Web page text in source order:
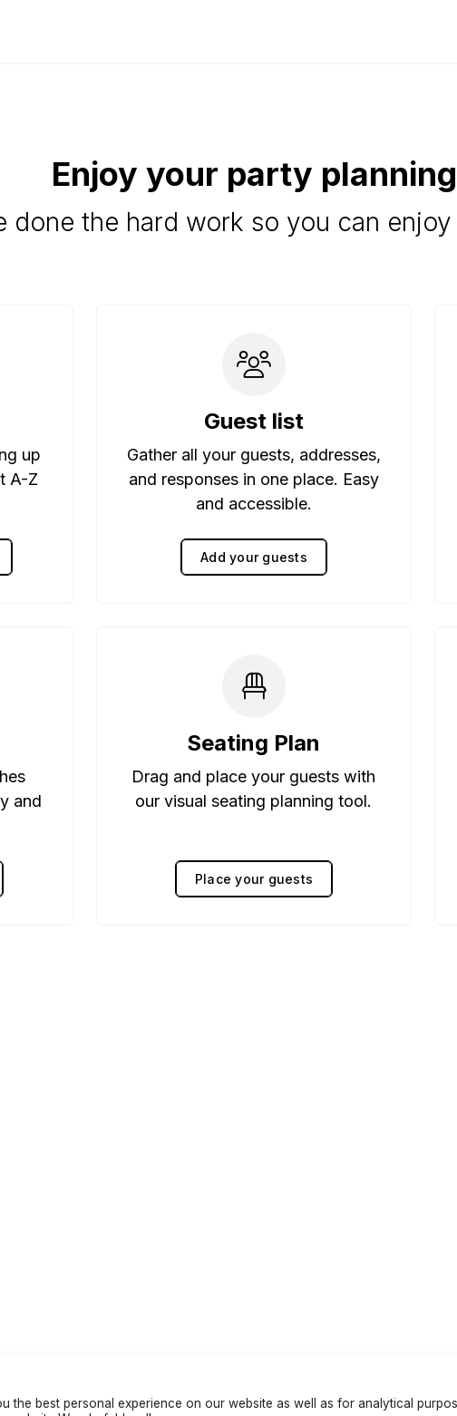
Enjoy your party planning
done the hard work so you can
up
A-Z
Guest list
Gather all your guests, addresses,
and responses in one place. Easy
and accessible.
Add your guests
and
Seating Plan
Drag and place your guests with
our visual seating planning tool.
Place your guests
the best personal experience on our website as well as for analytical